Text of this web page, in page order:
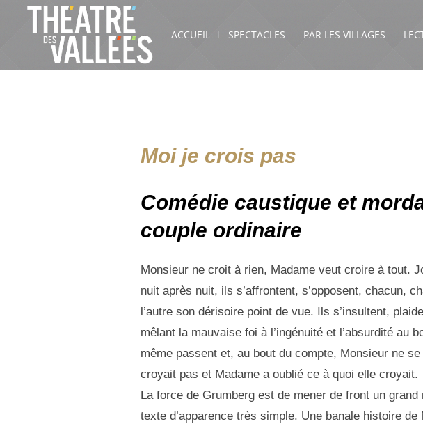
ACCUEIL SPECTACLES PAR LES VILLAGES
Moi je crois pas
Comédie caustique et
couple ordinaire
Monsieur ne croit à rien, Madame veut croire à tout.
nuit après nuit, ils s’affrontent, s’opposent, chacun,
l’autre son dérisoire point de vue. Ils s’insultent,
mêlant la mauvaise foi à l’ingénuité et l’absurdité au
même passent et, au bout du compte, Monsieur ne
croyait pas et Madame a oublié ce à quoi elle croyait.
La force de Grumberg est de mener de front un
texte d’apparence très simple. Une banale histoire